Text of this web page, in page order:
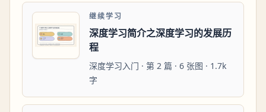
继续学习
深度学习简介之深度学习的发展历
程
深度学习入门 · 第 2 篇 · 6 张图 · 1.7k
字